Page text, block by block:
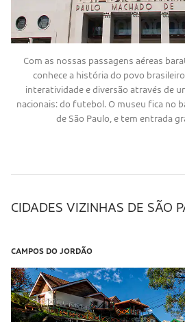
Com as nossas passagens aéreas
conhece a história do povo
interatividade e diversão através de
nacionais: do futebol. O museu fica no
de São Paulo, e tem entrada
CIDADES VIZINHAS DE SÃO
CAMPOS DO JORDÃO